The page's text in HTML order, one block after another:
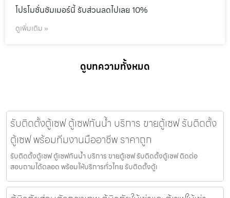
โปรโมชั่นชัมเมอร์นี้ รับส่วนลดไปเลย 10%
ดูเพิ่มเติม »
ดูบทความทั้งหมด
รับติดตั้งตู้เซฟ ตู้เซฟกันน้ำ บริการ ขายตู้เซฟ รับติดตั้ง
ตู้เซฟ พร้อมทีมงานมืออาชีพ ราคาถูก
รับติดตั้งตู้เซฟ ตู้เซฟกันน้ำ บริการ ขายตู้เซฟ รับติดตั้งตู้เซฟ ติดต่อ
สอบถามได้ตลอด พร้อมให้บริการทั่วไทย รับติดตั้งตู้เ